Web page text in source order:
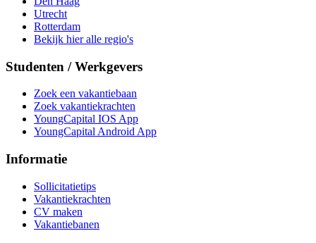
Utrecht
Rotterdam
Bekijk hier alle regio's
Studenten / Werkgevers
Zoek een vakantiebaan
Zoek vakantiekrachten
YoungCapital IOS App
YoungCapital Android App
Informatie
Sollicitatietips
Vakantiekrachten
CV maken
Vakantiebanen